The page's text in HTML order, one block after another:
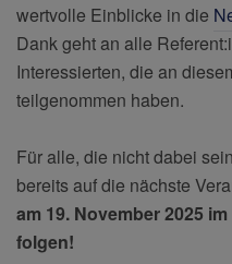
wertvolle Einblicke in die
Dank geht an alle
Interessierten, die an
teilgenommen haben.
Für alle, die nicht dabei
bereits auf die nächste
am 19. November 2025
folgen!